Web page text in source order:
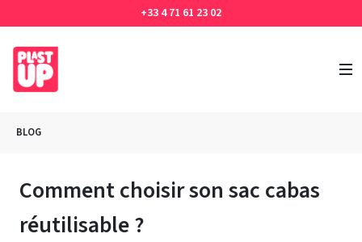
+33 4 71 61 23 02
BLOG
Comment choisir son sac cabas
réutilisable ?